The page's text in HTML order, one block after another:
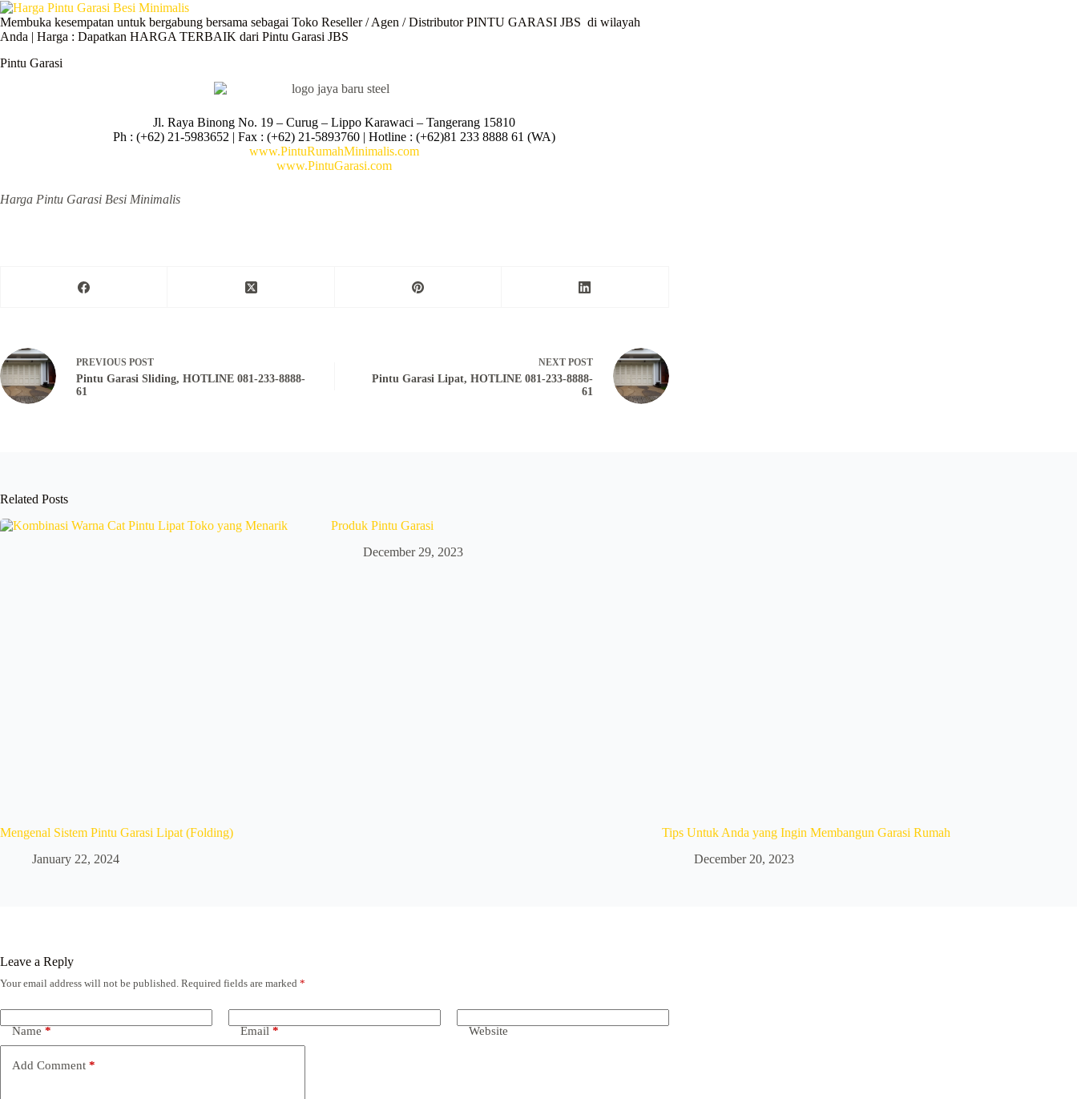
Membuka kesempatan untuk bergabung bersama sebagai Toko Reseller / Agen / Distributor PINTU GARASI JBS di wilayah
Anda | Harga : Dapatkan HARGA TERBAIK dari Pintu Garasi JBS
Pintu Garasi
Jl. Raya Binong No. 19 – Curug –Lippo Karawaci – Tangerang 15810
Ph : (+62) 21-5983652 | Fax : (+62) 21-5893760 | Hotline : (+62)81 233 8888 61 (WA)
www.PintuRumahMinimalis.com
www.PintuGarasi.com
Harga Pintu Garasi Besi Minimalis
PREVIOUS POST
Pintu Garasi Sliding, HOTLINE 081-233-8888-
61
NEXT POST
Pintu Garasi Lipat, HOTLINE 081-233-8888-
61
Related Posts
Mengenal Sistem Pintu Garasi Lipat (Folding)
January 22, 2024
Produk Pintu Garasi
December 29, 2023
Tips Untuk Anda yang Ingin Membangun Garasi Rumah
December 20, 2023
Leave a Reply
Your email address will not be published. Required fields are marked *
Name * Email * Website
Add Comment *